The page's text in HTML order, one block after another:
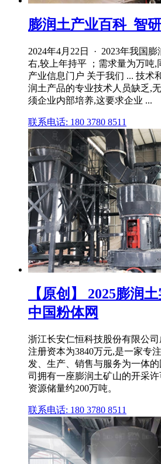
膨润土产业百科_智
2024年4月22日 · 2023年我国
右,较上年持平 ；需求量为万吨,
产业信息门户 关于我们 ... 技术
润土产品的专业技术人员缺乏,
须企业内部培养,这要求企业 ...
联系电话: 180 3780 8511
【原创】 2025膨润
中国粉体网
浙江长安仁恒科技股份有限公
注册资本为3840万元,是一家专
发、生产、销售与服务为一体
司拥有一座膨润土矿山的开采
资源储量约200万吨。
联系电话: 180 3780 8511